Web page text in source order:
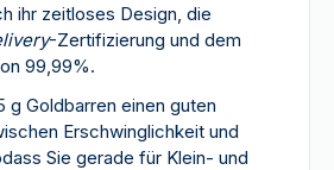
ihr zeitloses Design, die
-Zertifizierung und dem
99,99%.
g Goldbarren einen guten
Erschwinglichkeit und
Sie gerade für Klein- und